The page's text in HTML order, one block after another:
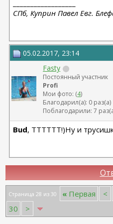
СПб, Куприн Павел Евг.
05.02.2017, 23:14
Fasty
Постоянный участник
Profi
Мои фото: (4)
Благодарил(а): 0 раз(а)
Поблагодарили: 7
Bud, ТТТТТТ!)Ну и
Страница 28 из 30 « Первая <
30
>